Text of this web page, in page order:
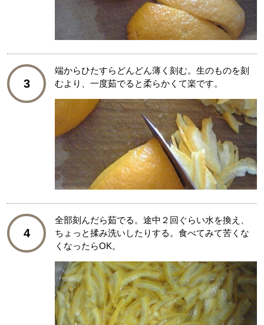
3
端からひたすらどんどん薄く刻む。生のものを刻
むより、一度茹でると柔らかくて楽です。
4
全部刻んだら茹でる。途中２回ぐらい水を換え、
ちょっと揉み洗いしたりする。食べてみて苦くな
くなったらOK。